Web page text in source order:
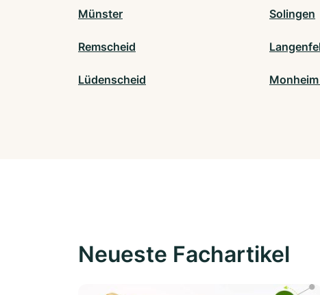
Münster Solingen
Remscheid
Lüdenscheid
Neueste Fachartikel